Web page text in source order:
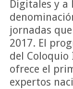
Digitales y a
jornadas
2017. El
del Coloquio
ofrece el
expertos